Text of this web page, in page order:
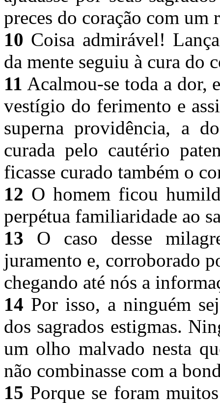
preces do coração com
10 Coisa admirável!
da mente seguiu à cura do
11 Acalmou-se toda a dor,
vestígio do ferimento e
superna providência, a
curada pelo cautério
ficasse curado também o
12 O homem ficou
perpétua familiaridade ao
13 O caso desse
juramento e, corroborado
chegando até nós a
14 Por isso, a ninguém
dos sagrados estigmas.
um olho malvado nesta
não combinasse com a
15 Porque se foram